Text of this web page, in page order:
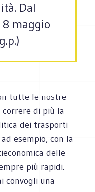
Dal
maggio
tutte le nostre
di più la
dei trasporti
esempio, con la
delle
più rapidi.
convogli una